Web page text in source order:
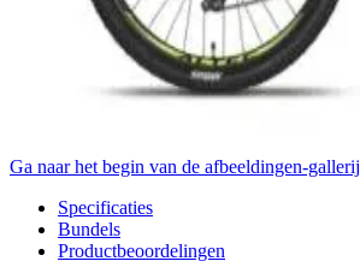
Ga naar het begin van de afbeeldingen-gallerij
Specificaties
Bundels
Productbeoordelingen